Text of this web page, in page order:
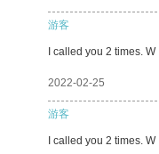
游客
I called you 2 times. W
2022-02-25
游客
I called you 2 times. W